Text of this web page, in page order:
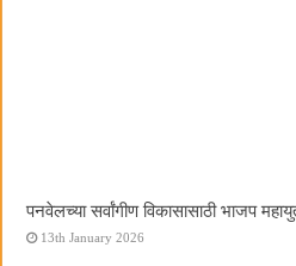
पनवेलच्या सर्वांगीण विकासासाठी भाजप
13th January 2026